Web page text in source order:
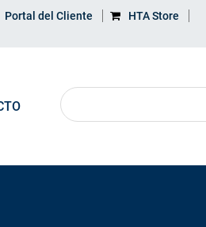
Portal del Cliente HTA Store